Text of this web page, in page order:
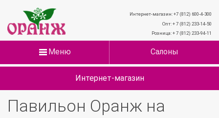
Интернет-магазин: +7 (812) 600-4-300
Опт: + 7 (812) 233-14-50
Розница: + 7 (812) 233-94-11
Меню Салоны
Интернет-магазин
Павильон Оранж на